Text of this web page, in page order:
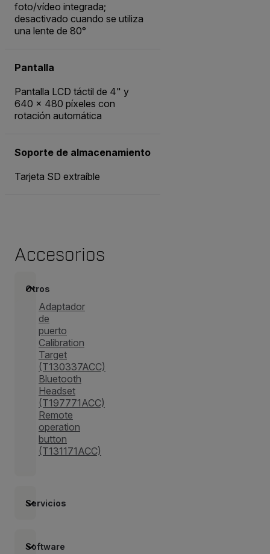
foto/vídeo integrada;
desactivado cuando se utiliza
una lente de 80°
Pantalla
Pantalla LCD táctil de 4" y
640 × 480 píxeles con
rotación automática
Soporte de almacenamiento
Tarjeta SD extraíble
Accesorios
Otros
Adaptador
de
puerto
Calibration
Target
(T130337ACC)
Bluetooth
Headset
(T197771ACC)
Remote
operation
button
(T131171ACC)
Servicios
Software